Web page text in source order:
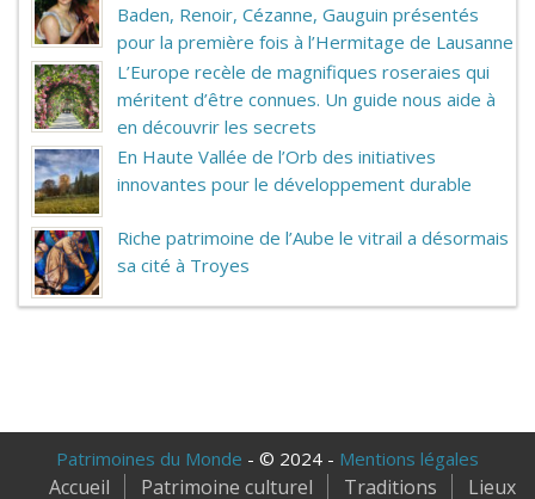
Baden, Renoir, Cézanne, Gauguin présentés
pour la première fois à l’Hermitage de Lausanne
L’Europe recèle de magnifiques roseraies qui
méritent d’être connues. Un guide nous aide à
en découvrir les secrets
En Haute Vallée de l’Orb des initiatives
innovantes pour le développement durable
Riche patrimoine de l’Aube le vitrail a désormais
sa cité à Troyes
Patrimoines du Monde - © 2024 - Mentions légales
Accueil Patrimoine culturel Traditions Lieux